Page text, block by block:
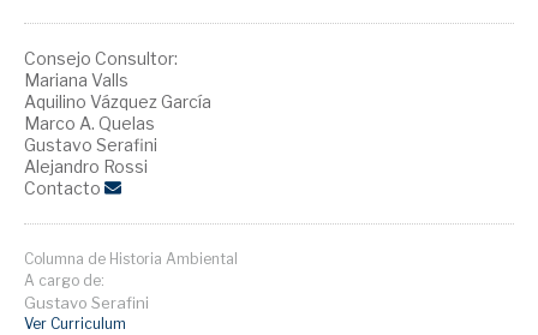
Consejo Consultor:
Mariana Valls
Aquilino Vázquez García
Marco A. Quelas
Gustavo Serafini
Alejandro Rossi
Contacto
Columna de Historia Ambiental
A cargo de:
Gustavo Serafini
Ver Curriculum